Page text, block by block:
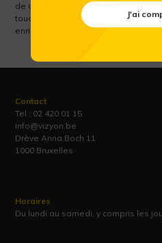
de crème préparée avec le whisky
touches de vanille et de bois de
enrichies par la crème entière.
Contact
Tel : 02 420 01 15
info@vizyon.be
Drève Anna Boch 11
1000 Bruxelles
Horaires
Du lundi au samedi, y compris les
J'ai